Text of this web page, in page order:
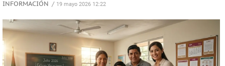
INFORMACIÓN / 19 mayo 2026 12:22